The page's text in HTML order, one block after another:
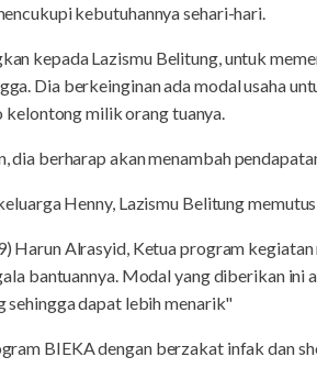
kebutuhannya sehari-hari.
kepada Lazismu Belitung, untuk
Dia berkeinginan ada modal usaha
kelontong milik orang tuanya.
dia berharap akan menambah
Henny, Lazismu Belitung
Harun Alrasyid, Ketua program
bantuannya. Modal yang diberikan ini
sehingga dapat lebih menarik"
BIEKA dengan berzakat infak dan